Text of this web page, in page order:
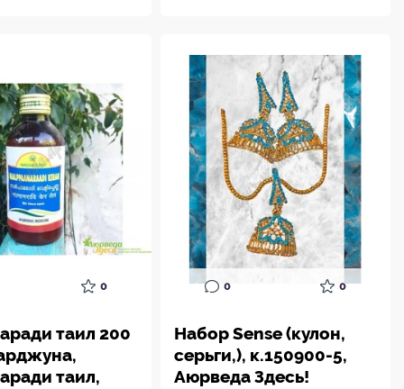
0
таил 200
таил,
0 0
Набор Sense (кулон,
серьги,), к.150900-5,
Аюрведа Здесь!